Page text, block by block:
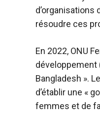
d’organisations
résoudre ces
En 2022, ONU
développement
Bangladesh ».
d’établir une «
femmes et de